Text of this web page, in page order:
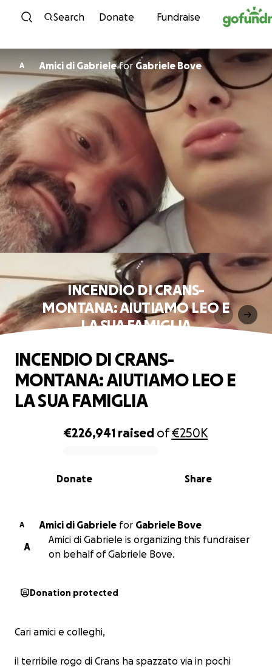
Skip to content
Search Donate Fundraise
A Amici di Gabrielefor Gabriele Bove
INCENDIO DI CRANS-
MONTANA: AIUTIAMO LEO E
LA SUA FAMIGLIA
0% complete
€226,941 raised of€250K
Share
Donate
INCENDIO DI CRANS-
MONTANA: AIUTIAMO LEO E
LA SUA FAMIGLIA
A Amici di Gabriele for Gabriele Bove
A
Amici di Gabriele is organizing this fundraiser
on behalf of Gabriele Bove.
Donation protected
Cari amici e colleghi,
il terribile rogo di Crans ha spazzato via in pochi